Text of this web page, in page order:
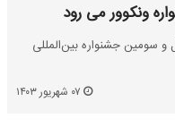
ونکوور می رود
سومین جشنواره بین‌المللی